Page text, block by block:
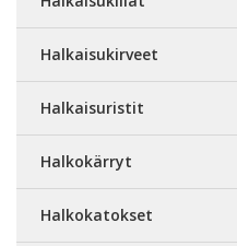
Halkaisukirveet
Halkaisuristit
Halkokärryt
Halkokatokset